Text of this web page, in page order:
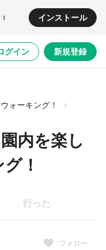
インストール
グイン 新規登録
ォーキング！
内を楽し
！
行った
フォロー